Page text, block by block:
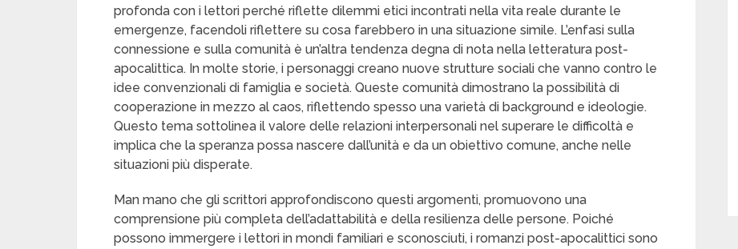
profonda con i lettori perché riflette dilemmi etici incontrati nella vita reale durante le
emergenze, facendoli riflettere su cosa farebbero in una situazione simile. L’enfasi sulla
connessione e sulla comunità è un’altra tendenza degna di nota nella letteratura post-
apocalittica. In molte storie, i personaggi creano nuove strutture sociali che vanno contro le
idee convenzionali di famiglia e società. Queste comunità dimostrano la possibilità di
cooperazione in mezzo al caos, riflettendo spesso una varietà di background e ideologie.
Questo tema sottolinea il valore delle relazioni interpersonali nel superare le difficoltà e
implica che la speranza possa nascere dall’unità e da un obiettivo comune, anche nelle
situazioni più disperate.
Man mano che gli scrittori approfondiscono questi argomenti, promuovono una
comprensione più completa dell’adattabilità e della resilienza delle persone. Poiché
possono immergere i lettori in mondi familiari e sconosciuti, i romanzi post-apocalittici sono